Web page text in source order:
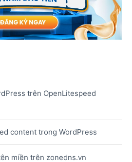
trên OpenLitespeed
content trong WordPress
miền trên zonedns.vn